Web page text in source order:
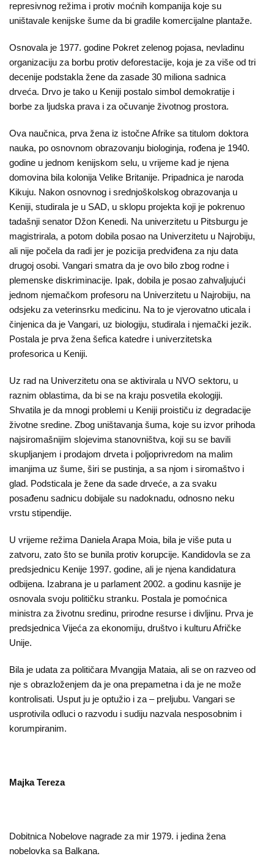
represivnog režima i protiv moćnih kompanija koje su
uništavale kenijske šume da bi gradile komercijalne plantaže.
Osnovala je 1977. godine Pokret zelenog pojasa, nevladinu
organizaciju za borbu protiv deforestacije, koja je za više od tri
decenije podstakla žene da zasade 30 miliona sadnica
drveća. Drvo je tako u Keniji postalo simbol demokratije i
borbe za ljudska prava i za očuvanje životnog prostora.
Ova naučnica, prva žena iz istočne Afrike sa titulom doktora
nauka, po osnovnom obrazovanju biologinja, rođena je 1940.
godine u jednom kenijskom selu, u vrijeme kad je njena
domovina bila kolonija Velike Britanije. Pripadnica je naroda
Kikuju. Nakon osnovnog i srednjoškolskog obrazovanja u
Keniji, studirala je u SAD, u sklopu projekta koji je pokrenuo
tadašnji senator Džon Kenedi. Na univerzitetu u Pitsburgu je
magistrirala, a potom dobila posao na Univerzitetu u Najrobiju,
ali nije počela da radi jer je pozicija predviđena za nju data
drugoj osobi. Vangari smatra da je ovo bilo zbog rodne i
plemenske diskriminacije. Ipak, dobila je posao zahvaljujući
jednom njemačkom profesoru na Univerzitetu u Najrobiju, na
odsjeku za veterinsrku medicinu. Na to je vjerovatno uticala i
činjenica da je Vangari, uz biologiju, studirala i njemački jezik.
Postala je prva žena šefica katedre i univerzitetska
profesorica u Keniji.
Uz rad na Univerzitetu ona se aktivirala u NVO sektoru, u
raznim oblastima, da bi se na kraju posvetila ekologiji.
Shvatila je da mnogi problemi u Keniji proističu iz degradacije
životne sredine. Zbog uništavanja šuma, koje su izvor prihoda
najsiromašnijim slojevima stanovništva, koji su se bavili
skupljanjem i prodajom drveta i poljoprivredom na malim
imanjima uz šume, širi se pustinja, a sa njom i siromaštvo i
glad. Podsticala je žene da sade drveće, a za svaku
posađenu sadnicu dobijale su nadoknadu, odnosno neku
vrstu stipendije.
U vrijeme režima Daniela Arapa Moia, bila je više puta u
zatvoru, zato što se bunila protiv korupcije. Kandidovla se za
predsjednicu Kenije 1997. godine, ali je njena kandidatura
odbijena. Izabrana je u parlament 2002. a godinu kasnije je
osnovala svoju političku stranku. Postala je pomoćnica
ministra za životnu sredinu, prirodne resurse i divljinu. Prva je
predsjednica Vijeća za ekonomiju, društvo i kulturu Afričke
Unije.
Bila je udata za političara Mvangija Mataia, ali se on razveo od
nje s obrazloženjem da je ona prepametna i da je ne može
kontrolisati. Usput ju je optužio i za – preljubu. Vangari se
usprotivila odluci o razvodu i sudiju nazvala nesposobnim i
korumpiranim.
Majka Tereza
Dobitnica Nobelove nagrade za mir 1979. i jedina žena
nobelovka sa Balkana.